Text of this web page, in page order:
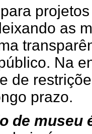
as
Na
de
prazo.
de museu